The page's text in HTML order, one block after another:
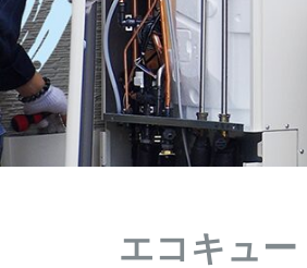
エコキュー